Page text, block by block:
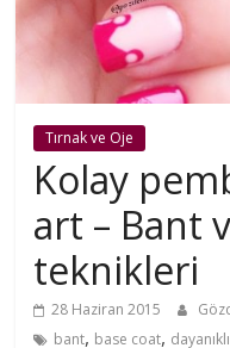
Tırnak ve Oje
Kolay
art – Bant
teknikleri
28 Haziran 2015
bant, base coat,